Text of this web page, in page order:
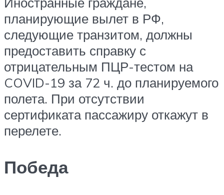
планирующие вылет в РФ,
следующие транзитом, должны
предоставить справку с
отрицательным ПЦР-тестом на
COVID-19 за 72 ч. до планируемого
полета. При отсутствии
сертификата пассажиру откажут в
перелете.
Победа